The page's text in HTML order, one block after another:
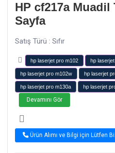
HP cf217a Muadil
Sayfa
Satış Türü : Sıfır
hp laserjet pro m102 hp
hp laserjet pro m102w hp laserjet
hp laserjet pro m130a hp laserjet
Devamını Gör
Ürün Alımı ve Bilgi için Lütfen